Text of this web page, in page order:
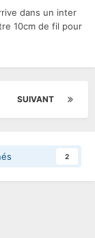
dans un inter
10cm de fil pour
SUIVANT
2